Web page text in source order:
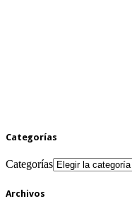
Categorías
Categorías
Archivos